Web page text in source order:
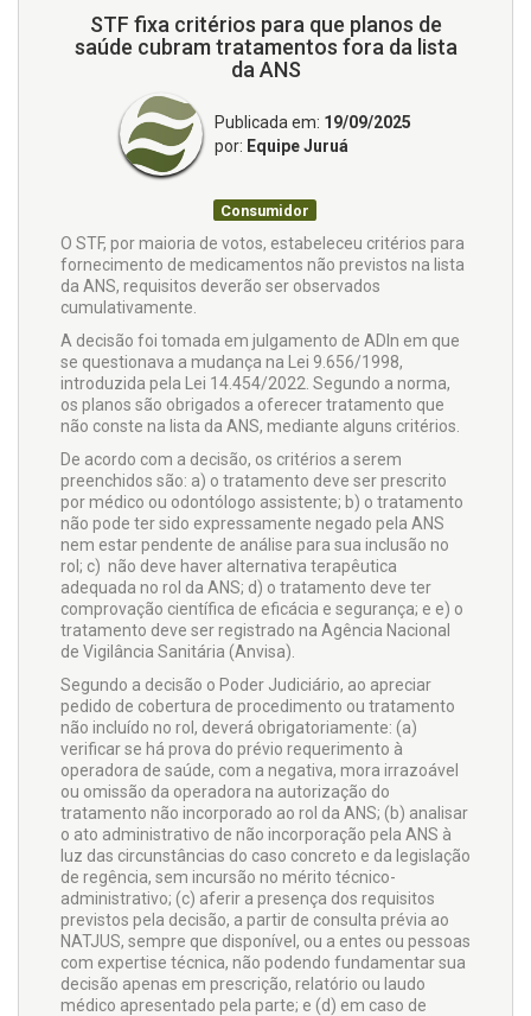
STF fixa critérios para que planos de
saúde cubram tratamentos fora da lista
da ANS
Publicada em: 19/09/2025
por: Equipe Juruá
Consumidor
O STF, por maioria de votos, estabeleceu critérios para
fornecimento de medicamentos não previstos na lista
da ANS, requisitos deverão ser observados
cumulativamente.
A decisão foi tomada em julgamento de ADIn em que
se questionava a mudança na Lei 9.656/1998,
introduzida pela Lei 14.454/2022. Segundo a norma,
os planos são obrigados a oferecer tratamento que
não conste na lista da ANS, mediante alguns critérios.
De acordo com a decisão, os critérios a serem
preenchidos são: a) o tratamento deve ser prescrito
por médico ou odontólogo assistente; b) o tratamento
não pode ter sido expressamente negado pela ANS
nem estar pendente de análise para sua inclusão no
rol; c) não deve haver alternativa terapêutica
adequada no rol da ANS; d) o tratamento deve ter
comprovação científica de eficácia e segurança; e e) o
tratamento deve ser registrado na Agência Nacional
de Vigilância Sanitária (Anvisa).
Segundo a decisão o Poder Judiciário, ao apreciar
pedido de cobertura de procedimento ou tratamento
não incluído no rol, deverá obrigatoriamente: (a)
verificar se há prova do prévio requerimento à
operadora de saúde, com a negativa, mora irrazoável
ou omissão da operadora na autorização do
tratamento não incorporado ao rol da ANS; (b) analisar
o ato administrativo de não incorporação pela ANS à
luz das circunstâncias do caso concreto e da legislação
de regência, sem incursão no mérito técnico-
administrativo; (c) aferir a presença dos requisitos
previstos pela decisão, a partir de consulta prévia ao
NATJUS, sempre que disponível, ou a entes ou pessoas
com expertise técnica, não podendo fundamentar sua
decisão apenas em prescrição, relatório ou laudo
médico apresentado pela parte; e (d) em caso de